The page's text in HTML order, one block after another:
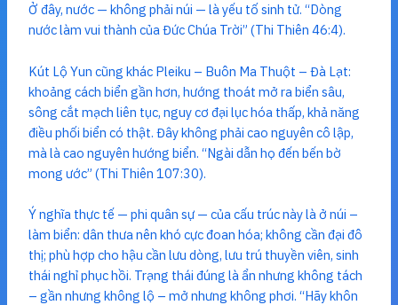
Ở đây, nước — không phải núi — là yếu tố sinh tử. “Dòng
nước làm vui thành của Đức Chúa Trời” (Thi Thiên 46:4).
Kút Lộ Yun cũng khác Pleiku – Buôn Ma Thuột – Đà Lạt:
khoảng cách biển gần hơn, hướng thoát mở ra biển sâu,
sông cắt mạch liên tục, nguy cơ đại lục hóa thấp, khả năng
điều phối biển có thật. Đây không phải cao nguyên cô lập,
mà là cao nguyên hướng biển. “Ngài dẫn họ đến bến bờ
mong ước” (Thi Thiên 107:30).
Ý nghĩa thực tế — phi quân sự — của cấu trúc này là ở núi –
làm biển: dân thưa nên khó cực đoan hóa; không cần đại đô
thị; phù hợp cho hậu cần lưu dòng, lưu trú thuyền viên, sinh
thái nghỉ phục hồi. Trạng thái đúng là ẩn nhưng không tách
– gần nhưng không lộ – mở nhưng không phơi. “Hãy khôn